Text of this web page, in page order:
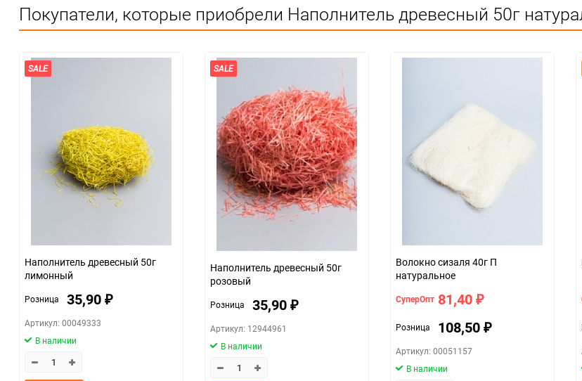
Минимальное количество 1
Количество в коробке 50
Покупатели, которые приобрели Наполнитель древесный 50г
SALE
Наполнитель древесный 50г
лимонный
Розница 35,90 ₽
Артикул: 00049333
В наличии
SALE
Наполнитель древесный 50г
розовый
Розница 35,90 ₽
Артикул: 12944961
В наличии
Волокно сизаля 40г П
натуральное
СуперОпт 81,40 ₽
Розница 108,50 ₽
Артикул: 00051157
В наличии